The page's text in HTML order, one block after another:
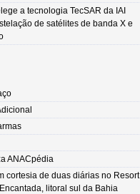
a tecnologia TecSAR da IAI
de satélites de banda X e
ANACpédia
cortesia de duas diárias no Resort
litoral sul da Bahia